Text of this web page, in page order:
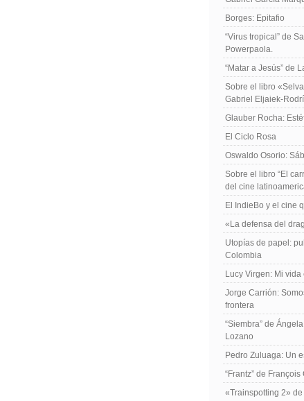
Borges: Epitafio
“Virus tropical” de
Powerpaola.
“Matar a Jesús” de
Sobre el libro
Gabriel Eljaiek-
Glauber Rocha:
El Ciclo Rosa
Oswaldo Osorio:
Sobre el libro “El
del cine
El IndieBo y el cine
«La defensa del
Utopías de papel:
Colombia
Lucy Virgen: Mi
Jorge Carrión:
frontera
“Siembra” de
Lozano
Pedro Zuluaga: Un
“Frantz” de François
«Trainspotting 2»